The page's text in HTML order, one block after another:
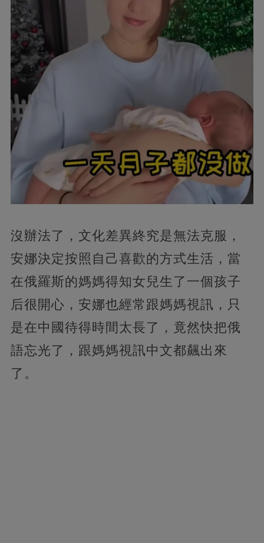
沒辦法了，文化差異終究是無法克服，
安娜決定按照自己喜歡的方式生活，當
在俄羅斯的媽媽得知女兒生了一個孩子
后很開心，安娜也經常跟媽媽視訊，只
是在中國待得時間太長了，竟然快把俄
語忘光了，跟媽媽視訊中文都飆出來
了。